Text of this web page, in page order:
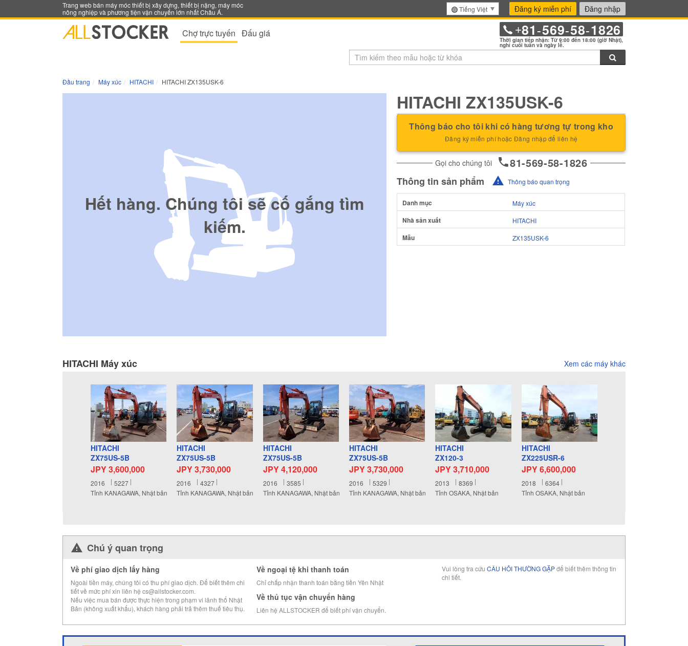
Trang web bán máy móc thiết bị xây dựng, thiết bị nặng, máy móc
nông nghiệp và phương tiện vận chuyển lớn nhất Châu Á.
Tiếng Việt Đăng ký miễn phí Đăng nhập
Chợ trực tuyến Đấu giá +81 -569-58-1826
Thời gian tiếp nhận: Từ 9:00 đến 18:00 (giờ Nhật),
nghỉ cuối tuần và ngày lễ.
Đầu trang Máy xúc HITACHI HITACHI ZX135USK-6
HITACHI ZX135USK-6
Hết hàng. Chúng tôi sẽ cố gắng tìm
kiếm.
Thông báo cho tôi khi có hàng tương tự trong kho
Đăng ký miễn phí hoặc Đăng nhập để liên hệ
Gọi cho chúng tôi 81-569-58-1826
Thông tin sản phẩm Thông báo quan trọng
Danh mục Máy xúc
Nhà sản xuất HITACHI
Mẫu ZX135USK-6
HITACHI Máy xúc Xem các máy khác
HITACHI
ZX75US-5B
JPY 3,600,000
2016
5227
Tỉnh KANAGAWA, Nhật bản
HITACHI
ZX75US-5B
JPY 3,730,000
2016
4327
Tỉnh KANAGAWA, Nhật bản
HITACHI
ZX75US-5B
JPY 4,120,000
2016
3585
Tỉnh KANAGAWA, Nhật bản
HITACHI
ZX75US-5B
JPY 3,730,000
2016
5329
Tỉnh KANAGAWA, Nhật bản
HITACHI
ZX120-3
JPY 3,710,000
2013
8369
Tỉnh OSAKA, Nhật bản
HITACHI
ZX225USR-6
JPY 6,600,000
2018
6364
Tỉnh OSAKA, Nhật bản
Chú ý quan trọng
Về phí giao dịch lấy hàng
Ngoài tiền máy, chúng tôi có thu phí giao dịch. Để biết thêm chi
tiết về mức phí xin liên hệ cs@allstocker.com.
Nếu việc mua bán được thực hiện trong phạm vi lãnh thổ Nhật
Bản (không xuất khẩu), khách hàng phải trả thêm thuế tiêu thụ.
Về ngoại tệ khi thanh toán
Chỉ chấp nhận thanh toán bằng tiền Yên Nhật
Về thủ tục vận chuyển hàng
Liên hệ ALLSTOCKER để biết phí vận chuyển.
Vui lòng tra cứuCÂU HỎI THƯỜNG GẶPđể biết thêm thông tin
chi tiết.